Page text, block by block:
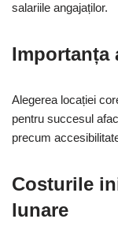
salariile angajaților.
Importanța
Alegerea locației
pentru succesul
precum
Costurile
lunare